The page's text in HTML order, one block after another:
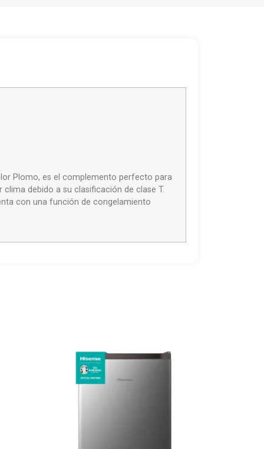
Plomo, es el complemento perfecto para
debido a su clasificación de clase T.
con una función de congelamiento